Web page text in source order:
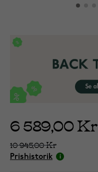
6 589,00 Kr
10 945,00 Kr
Prishistorik